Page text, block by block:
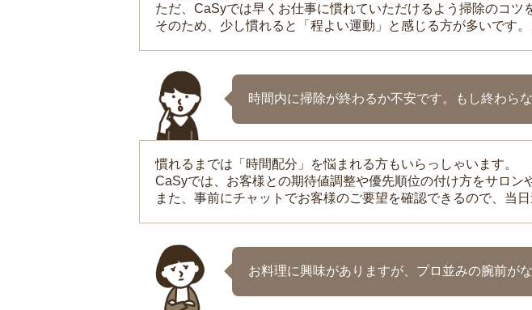
ただ、CaSyでは早くお仕事に慣れていただけるよう掃除のコツ
そのため、少し慣れると「程よい運動」と感じる方が多いです
時間内に掃除が終わるか不安です。もし終わら
慣れるまでは「時間配分」を悩まれる方もいらっしゃいます。
CaSyでは、お客様との期待値調整や優先順位の付け方をサロン
また、事前にチャットでお客様のご要望を確認できるので、当日
お料理に興味がありますが、プロ並みの腕前が